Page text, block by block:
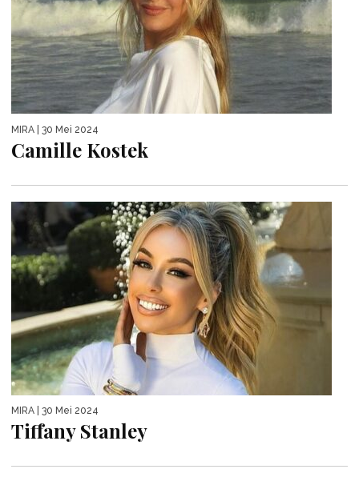
MIRA | 30 Mei 2024
Camille Kostek
MIRA | 30 Mei 2024
Tiffany Stanley